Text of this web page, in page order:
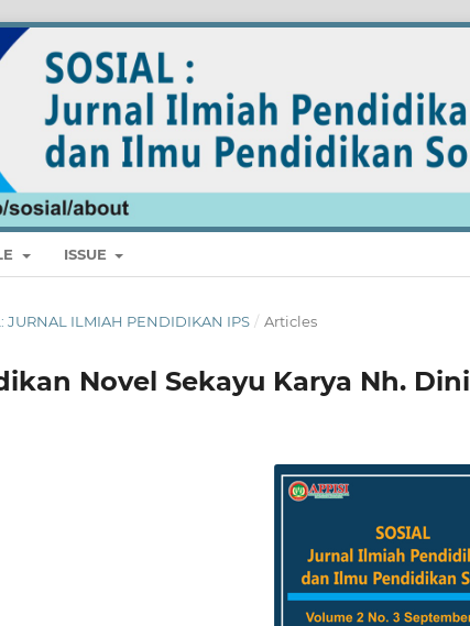
ISSUE
JURNAL ILMIAH PENDIDIKAN IPS / Articles
Novel Sekayu Karya Nh. Dini